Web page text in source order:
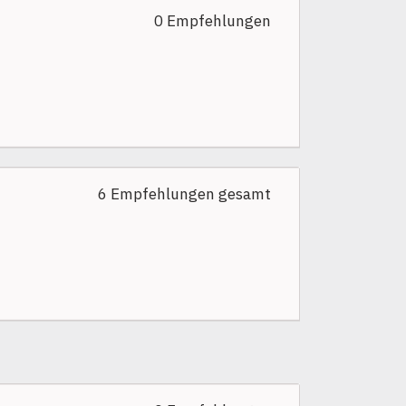
0 Empfehlungen
6 Empfehlungen gesamt